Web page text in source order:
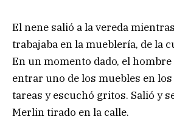
El nene salió a la vereda
trabajaba en la mueblería, de la
En un momento dado, el
entrar uno de los muebles en
tareas y escuchó gritos. Salió y
Merlin tirado en la calle.